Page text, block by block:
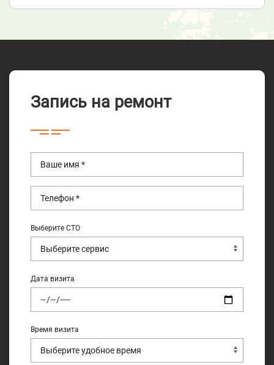
Запись на ремонт
Выберите СТО
Дата визита
Время визита